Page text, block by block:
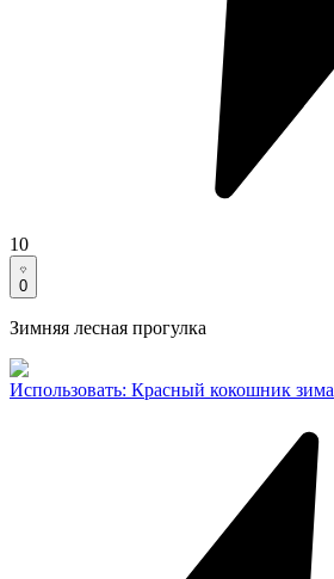
10
0
Зимняя лесная прогулка
Использовать: Красный кокошник зима